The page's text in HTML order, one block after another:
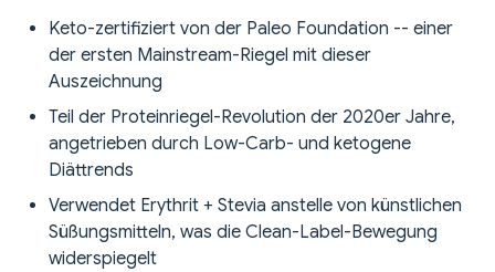
Keto-zertifiziert von der Paleo Foundation -- einer
der ersten Mainstream-Riegel mit dieser
Auszeichnung
Teil der Proteinriegel-Revolution der 2020er Jahre,
angetrieben durch Low-Carb- und ketogene
Diättrends
Verwendet Erythrit + Stevia anstelle von künstlichen
Süßungsmitteln, was die Clean-Label-Bewegung
widerspiegelt